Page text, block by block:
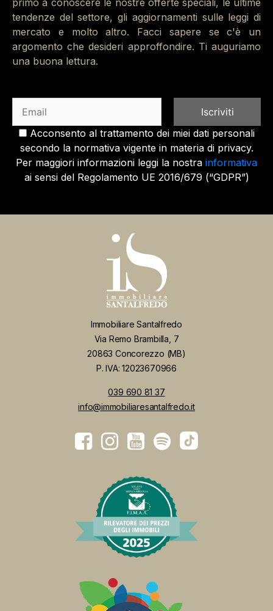
tendenze del settore, gli aggiornamenti sulle leggi di
mercato e molto altro. Facci sapere se c'è un
argomento che desideri approffondire. Ti auguriamo
una buona lettura.
Acconsento al trattamento dei miei dati personali
secondo la normativa vigente in materia di privacy.
Per maggiori informazioni leggi la nostra informativa
ai sensi del Regolamento UE 2016/679 (“GDPR”)
Immobiliare Santalfredo
Via Remo Brambilla, 7
20863 Concorezzo (MB)
P. IVA: 12023670966
039 690 81 37
info@immobiliaresantalfredo.it